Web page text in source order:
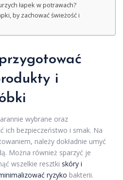
łapek w potrawach?
by zachować świeżość i
i
wybrane oraz
ich bezpieczeństwo i smak. Na
należy dokładnie umyć
Można również sparzyć je
wszelkie resztki skóry i
ryzyko bakterii.